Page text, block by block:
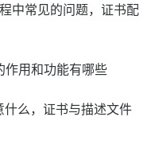
中常见的问题，证书配
作用和功能有哪些
么，证书与描述文件